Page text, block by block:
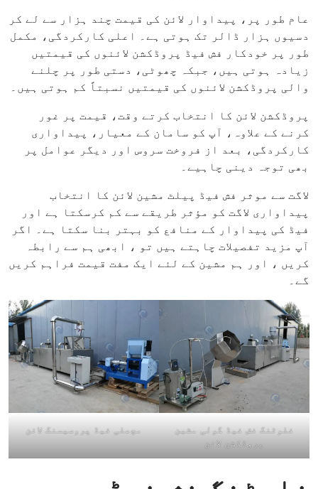
عام طور پر، پیداوار لائن کی قیمت چند ہزار سے لے کر
دسیوں ہزار ڈالر تک ہوتی ہے۔ اعلی کارکردگی، مکمل
طور پر خودکار فش فیڈ پروڈکشن لائنوں کی قیمتیں
زیادہ ہوتی ہیں، جبکہ چھوٹی، دستی طور پر چلنے
والی پروڈکشن لائنوں کی قیمتیں نسبتاً کم ہوتی ہیں۔
پروڈکشن لائن کا انتخاب کرتے وقت، قیمت پر غور
کرنے کے علاوہ، آپ کو سامان کے معیار، پیداواری
کارکردگی، بعد از فروخت سروس اور دیگر عوامل پر
بھی توجہ دینی چاہیے۔
لاگت سے موثر فش فیڈ پیلٹ مشین لائن کا انتخاب
پیداواری لاگت کو مؤثر طریقے سے کم کرسکتا ہے اور
فیڈ کی پیداوار کے منافع کو بہتر بنا سکتا ہے۔ اگر
آپ مزید تفصیلات چاہتے ہیں تو ، ابھی ہم سے رابطہ
کریں ، اور ہم مشین کے لئے ایک مفت قیمت فراہم کریں
گے۔
فلوٹنگ فش فیڈ گولی مشین
پروڈکشن لائن
مچھلی فیڈ پروسیسنگ لائن